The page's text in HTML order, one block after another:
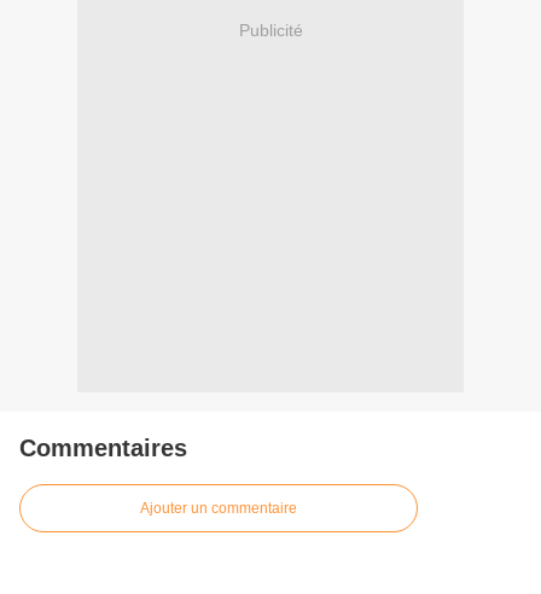
Publicité
Commentaires
Ajouter un commentaire